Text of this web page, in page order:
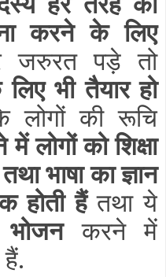
करने के लिए
पड़े तो
भी तैयार हो
की रूचि
लोगों को शिक्षा
भाषा का ज्ञान
होती हैंतथा ये
करने में